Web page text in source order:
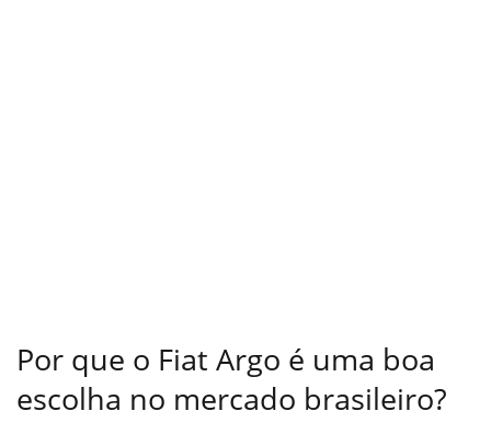
Por que o Fiat Argo é uma boa
escolha no mercado brasileiro?